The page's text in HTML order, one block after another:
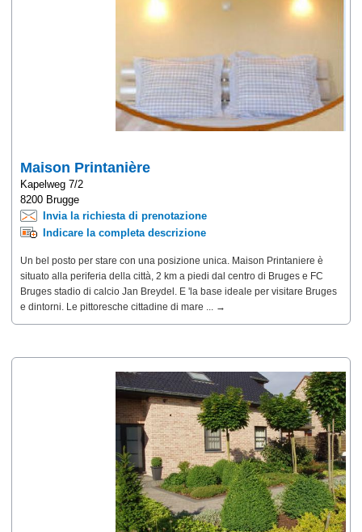
Maison Printanière
Kapelweg 7/2
8200 Brugge
Invia la richiesta di prenotazione
Indicare la completa descrizione
Un bel posto per stare con una posizione unica. Maison Printaniere è
situato alla periferia della città, 2 km a piedi dal centro di Bruges e FC
Bruges stadio di calcio Jan Breydel. E 'la base ideale per visitare Bruges
e dintorni. Le pittoresche cittadine di mare ... →